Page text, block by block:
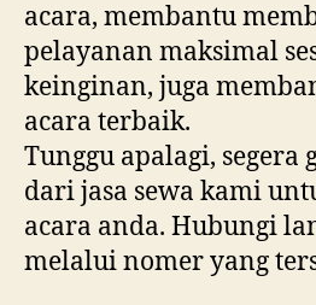
acara, membantu
pelayanan maksimal
keinginan, juga
acara terbaik.
Tunggu apalagi,
dari jasa sewa kami
acara anda. Hubungi
melalui nomer yang